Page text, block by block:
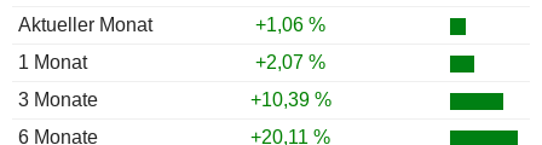
Aktueller Monat
+1,06 %
1 Monat
+2,07 %
3 Monate
+10,39 %
6 Monate
+20,11 %